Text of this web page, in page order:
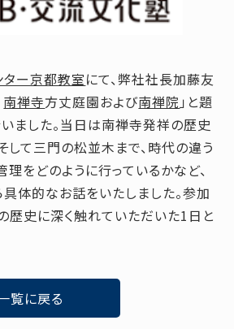
ター京都教室にて、弊社社長加藤友
南禅寺方丈庭園および南禅院 」と題
ました。当日は南禅寺発祥の歴史
して三門の松並木まで、時代の違う
をどのように行っているかなど、
体的なお話をいたしました。参加
歴史に深く触れていただいた1 日と
覧に戻る